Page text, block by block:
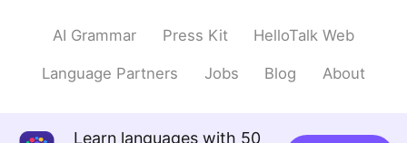
AI Grammar Press Kit HelloTalk Web
Language Partners Jobs Blog About
Learn languages with 50